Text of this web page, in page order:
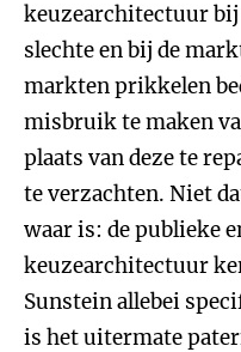
keuzearchitectuur
slechte en bij de
markten prikkelen
misbruik te maken
plaats van deze te
te verzachten. Niet
waar is: de publieke
keuzearchitectuur
Sunstein allebei
is het uitermate